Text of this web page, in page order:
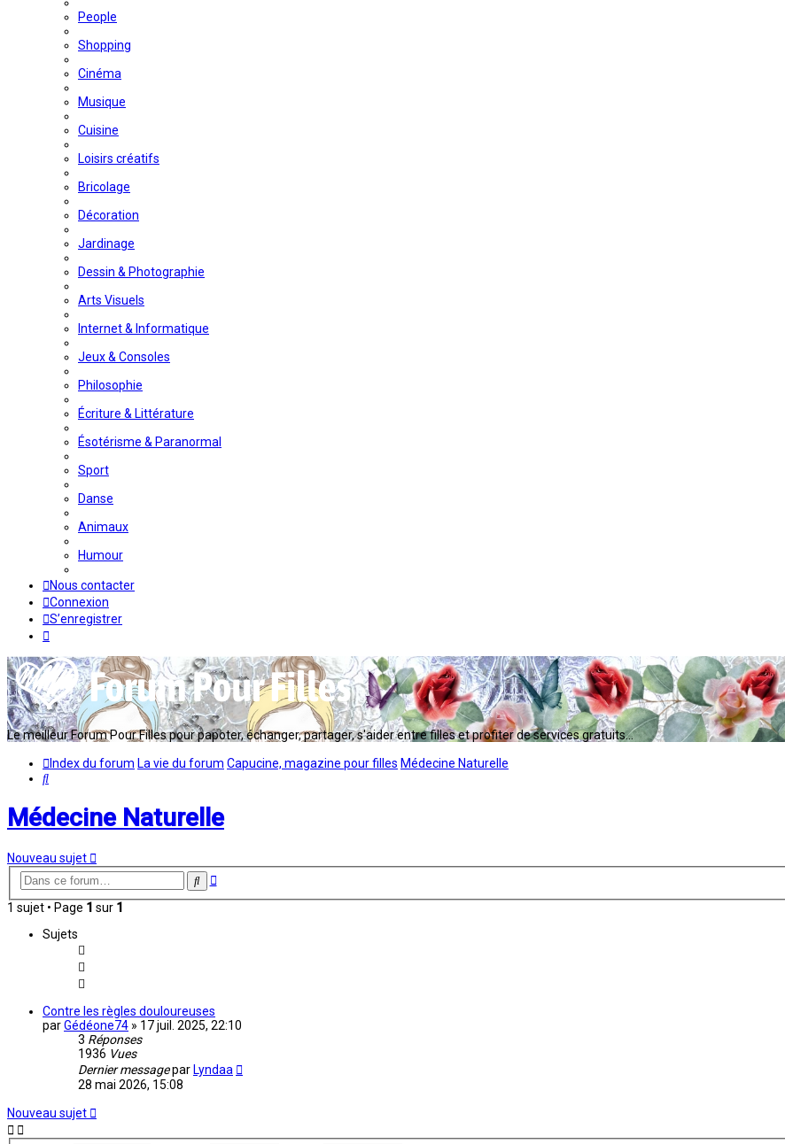
People
Shopping
Cinéma
Musique
Cuisine
Loisirs créatifs
Bricolage
Décoration
Jardinage
Dessin & Photographie
Arts Visuels
Internet & Informatique
Jeux & Consoles
Philosophie
Écriture & Littérature
Ésotérisme & Paranormal
Sport
Danse
Animaux
Humour
Nous contacter
Connexion
S’enregistrer
Le meilleur Forum Pour Filles pour papoter, échanger, partager, s'aider entre filles et profiter de services gratuits...
Index du forum La vie du forum Capucine, magazine pour filles Médecine Naturelle
Rechercher
Médecine Naturelle
Nouveau sujet
Rechercher
Recherche
1 sujet • Page 1 sur 1
Sujets
Contre les règles douloureuses
parGédéone74 » 17 juil. 2025, 22:10
3 Réponses
1936 Vues
Dernier messagepar Lyndaa
28 mai 2026, 15:08
Nouveau sujet